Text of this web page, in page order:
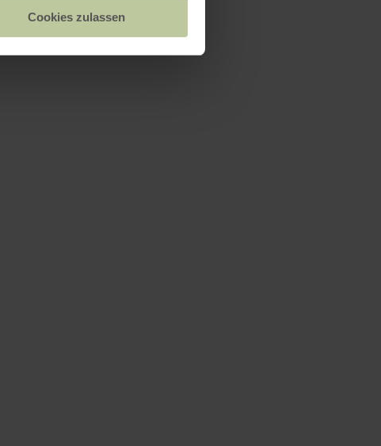
Cookies zulassen